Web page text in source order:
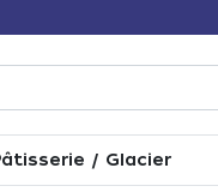
/ Glacier